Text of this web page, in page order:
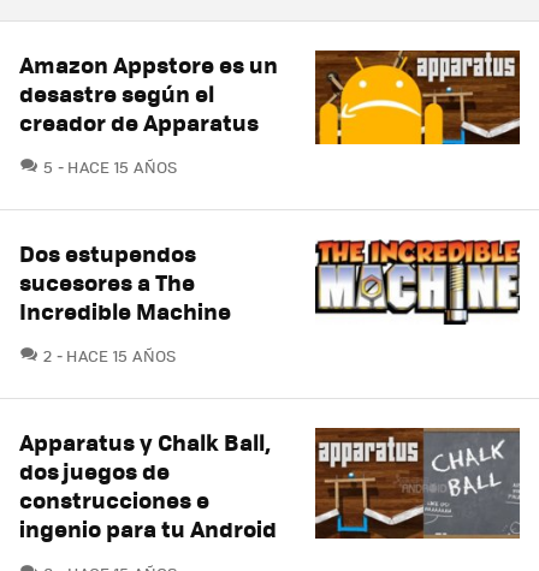
Amazon Appstore es un
desastre según el
creador de Apparatus
5 COMENTARIOS
HACE 15 AÑOS
Dos estupendos
sucesores a The
Incredible Machine
2 COMENTARIOS
HACE 15 AÑOS
Apparatus y Chalk Ball,
dos juegos de
construcciones e
ingenio para tu Android